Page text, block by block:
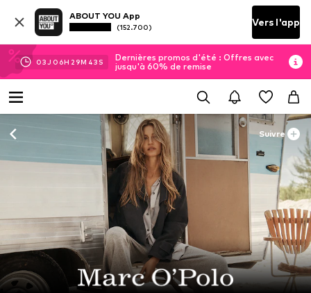
ABOUT YOU App
(152.700) Vers l'app
03J 06H 29M 41 S
Dernières promos d'été : Offres avec
jusqu'à 60% de remise
Suivre